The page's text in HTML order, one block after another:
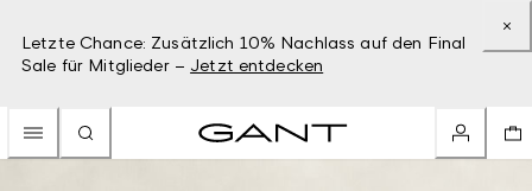
Letzte Chance: Zusätzlich 10% Nachlass auf den Final
Sale für Mitglieder – Jetzt entdecken